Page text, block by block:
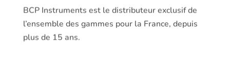
BCP Instruments est le distributeur exclusif de
l’ensemble des gammes pour la France, depuis
plus de 15 ans.